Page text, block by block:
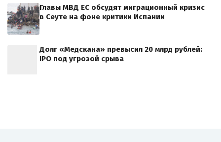
Главы МВД ЕС обсудят миграционный кризис
в Сеуте на фоне критики Испании
Долг «Медскана» превысил 20 млрд рублей:
IPO под угрозой срыва